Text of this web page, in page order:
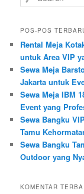
POS-POS
Rental Meja
untuk Area VIP
Sewa Meja
Jakarta untuk
Sewa Meja IBM
Event yang
Sewa Bangku
Tamu
Sewa Bangku
Outdoor yang
KOMENTAR